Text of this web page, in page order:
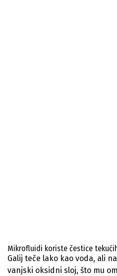
Mikrofluidi koriste čestice
Galij teče lako kao voda, ali
vanjski oksidni sloj, što mu